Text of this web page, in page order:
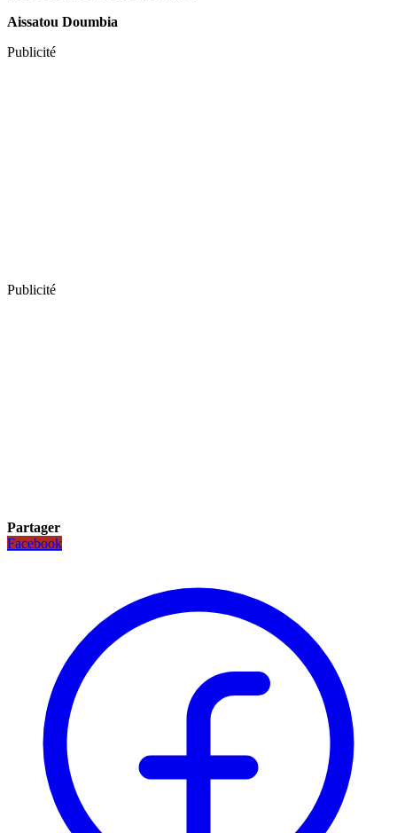
Aissatou Doumbia
Publicité
Publicité
Partager
Facebook